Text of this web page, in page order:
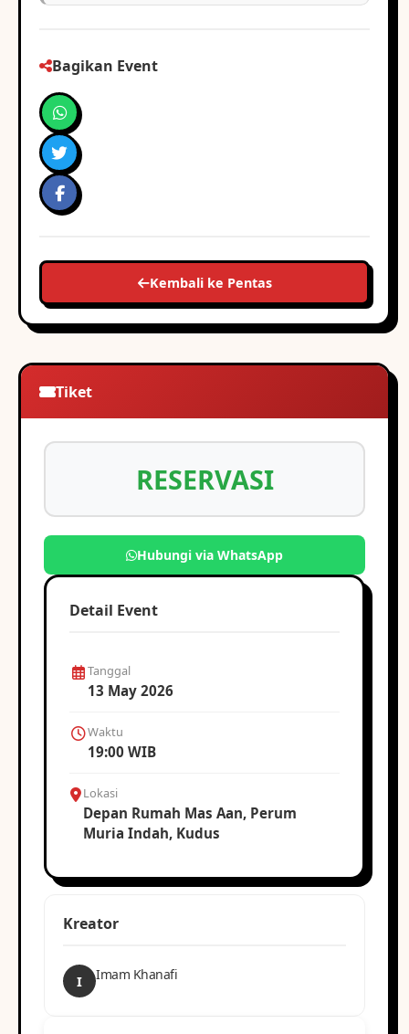
Bagikan Event
Kembali ke Pentas
Tiket
RESERVASI
Hubungi via WhatsApp
Detail Event
Tanggal
13 May 2026
Waktu
19:00 WIB
Lokasi
Depan Rumah Mas Aan, Perum
Muria Indah, Kudus
Kreator
I Imam Khanafi